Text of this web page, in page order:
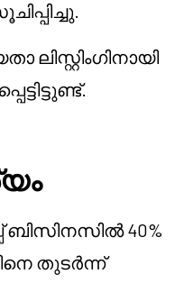
ബിസിനസിൽ 40%
തുടർന്ന്